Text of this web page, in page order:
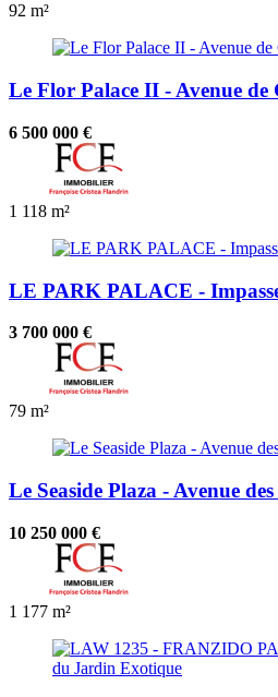
92 m²
Le Flor Palace II - Avenue de
6 500 000 €
1 118 m²
LE PARK PALACE -
3 700 000 €
79 m²
Le Seaside Plaza - Avenue
10 250 000 €
1 177 m²